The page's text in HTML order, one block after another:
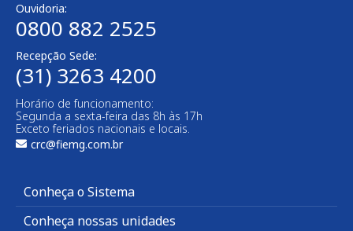
Ouvidoria:
0800 882 2525
Recepção Sede:
(31) 3263 4200
Horário de funcionamento:
Segunda a sexta-feira das 8h às 17h
Exceto feriados nacionais e locais.
crc@fiemg.com.br
Conheça o Sistema
Conheça nossas unidades